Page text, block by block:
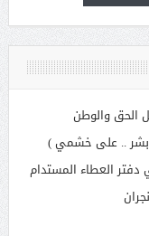
الحق والوطن
.. على خشمي )
العطاء المستدام